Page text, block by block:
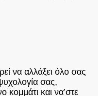
να αλλάξει όλο σας
σας,
κομμάτι και να’στε